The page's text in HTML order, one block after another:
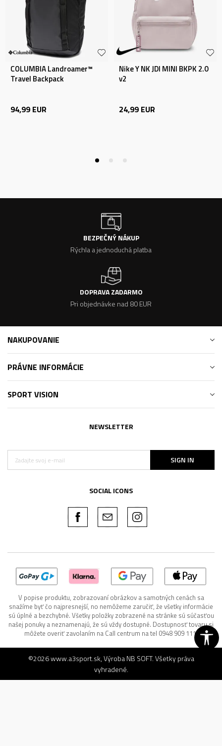
COLUMBIA Landroamer™
Travel Backpack
94,99 EUR
Nike Y NK JDI MINI BKPK 2.0
v2
24,99 EUR
BEZPEČNÝ NÁKUP
Rýchla a jednoduchá platba
DOPRAVA ZADARMO
Pri objednávke nad 80 EUR
NAKUPOVANIE
PRÁVNE INFORMÁCIE
SPORT VISION
NEWSLETTER
SIGN IN
SOCIAL ICONS
V popise produktu, zobrazovaní obrázkov a samotných cenách sa
snažíme byť čo najpresnejší, no nemôžeme zaručiť, že všetky informácie
sú úplné a bezchybné. Všetky položky zobrazené na stránke sú súčasťou
našej ponuky a neznamenajú, že sú vždy dostupné. Dostupnosť tovaru si
môžete overiť zavolaním na Call centrum na tel 0948 909 111.
©2026www.a3sport.sk, VýrobaNB SOFT. Všetky práva
vyhradené.